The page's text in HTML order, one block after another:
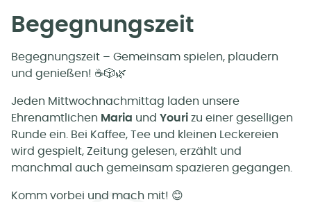
Begegnungszeit
Begegnungszeit – Gemeinsam spielen, plaudern
und genießen! ☕🎲🌿
Jeden Mittwochnachmittag laden unsere
Ehrenamtlichen Maria und Youri zu einer geselligen
Runde ein. Bei Kaffee, Tee und kleinen Leckereien
wird gespielt, Zeitung gelesen, erzählt und
manchmal auch gemeinsam spazieren gegangen.
Komm vorbei und mach mit! 😊